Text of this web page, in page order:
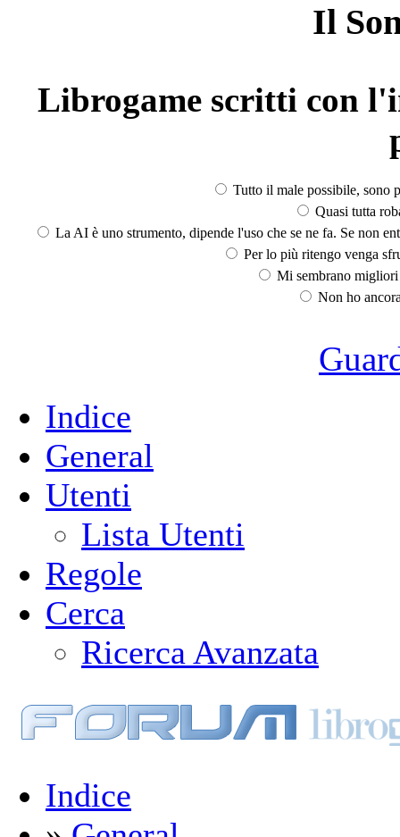
Il
Librogame scritti con
Tutto il male possibile, sono
Quasi tutta
La AI è uno strumento, dipende l'uso che se ne fa. Se non
Per lo più ritengo venga
Mi sembrano
Non ho
Indice
General
Utenti
Lista Utenti
Regole
Cerca
Ricerca Avanzata
Indice